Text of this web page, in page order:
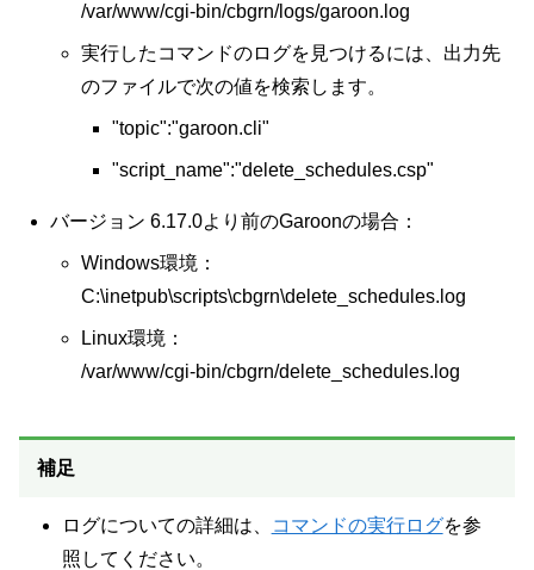
/var/www/cgi-bin/cbgrn/logs/garoon.log
実行したコマンドのログを見つけるには、出力先
のファイルで次の値を検索します。
"topic":"garoon.cli"
"script_name":"delete_schedules.csp"
バージョン 6.17.0より前のGaroonの場合：
Windows環境：
C:\inetpub\scripts\cbgrn\delete_schedules.log
Linux環境：
/var/www/cgi-bin/cbgrn/delete_schedules.log
補足
ログについての詳細は、 コマンドの実行ログを参
照してください。